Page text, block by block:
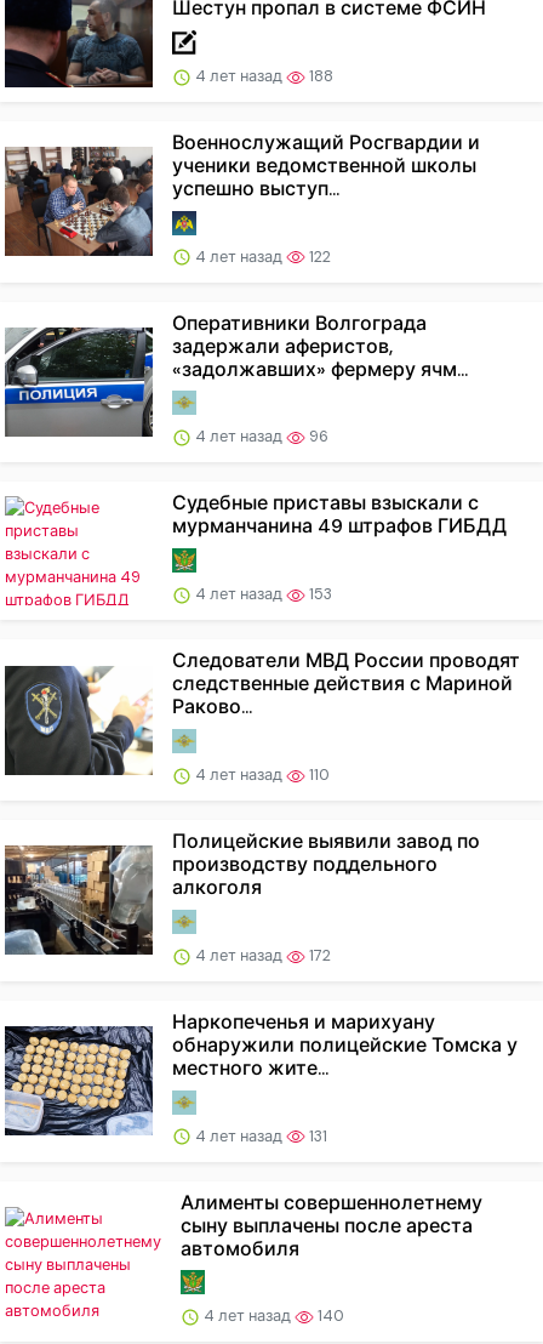
Шестун пропал в системе ФСИН
4 лет назад 188
Военнослужащий Росгвардии и
ученики ведомственной школы
успешно выступ...
4 лет назад 122
Оперативники Волгограда
задержали аферистов,
«задолжавших» фермеру ячм...
4 лет назад 96
Судебные приставы взыскали с
мурманчанина 49 штрафов ГИБДД
4 лет назад 153
Следователи МВД России проводят
следственные действия с Мариной
Раково...
4 лет назад 110
Полицейские выявили завод по
производству поддельного
алкоголя
4 лет назад 172
Наркопеченья и марихуану
обнаружили полицейские Томска у
местного жите...
4 лет назад 131
Алименты совершеннолетнему
сыну выплачены после ареста
автомобиля
4 лет назад 140